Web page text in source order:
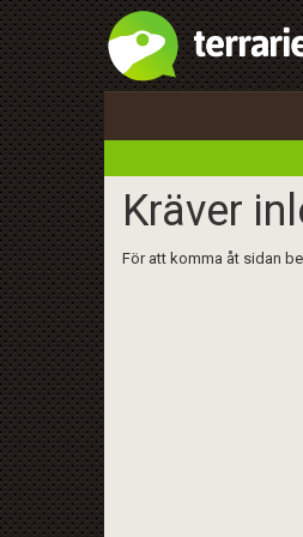
Kräver
För att komma åt sidan